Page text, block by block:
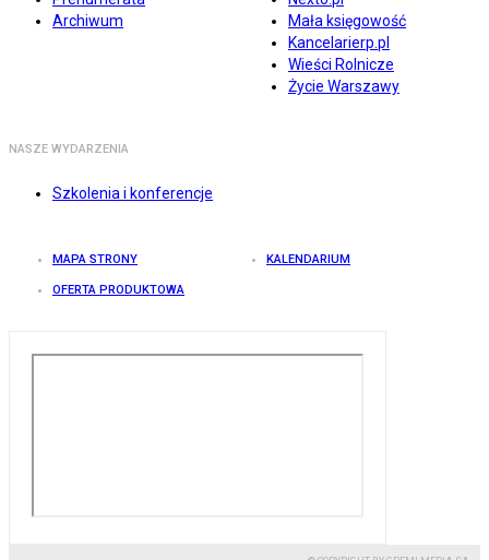
Archiwum
Mała księgowość
Kancelarierp.pl
Wieści Rolnicze
Życie Warszawy
NASZE WYDARZENIA
Szkolenia i konferencje
MAPA STRONY KALENDARIUM
OFERTA PRODUKTOWA